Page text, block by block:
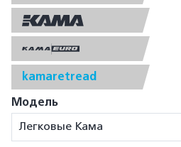
kamaretread
Модель
Легковые Кама